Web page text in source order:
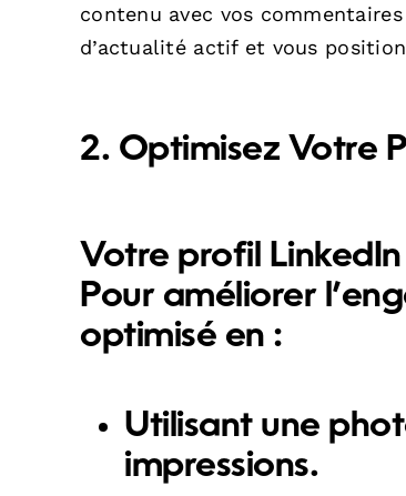
contenu avec vos
d’actualité actif et vous
2. Optimisez Votre
Votre profil
Pour améliorer
optimisé en :
Utilisant une
impressions.